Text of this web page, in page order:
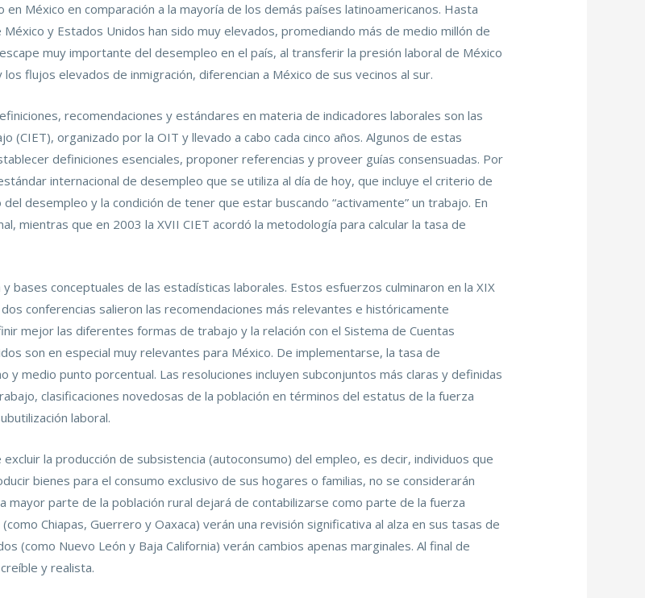
México en comparación a la mayoría de los demás países latinoamericanos. Hasta
y Estados Unidos han sido muy elevados, promediando más de medio millón de
muy importante del desempleo en el país, al transferir la presión laboral de México
flujos elevados de inmigración, diferencian a México de sus vecinos al sur.
recomendaciones y estándares en materia de indicadores laborales son las
(CIET), organizado por la OIT y llevado a cabo cada cinco años. Algunos de estas
definiciones esenciales, proponer referencias y proveer guías consensuadas. Por
internacional de desempleo que se utiliza al día de hoy, que incluye el criterio de
desempleo y la condición de tener que estar buscando “activamente” un trabajo. En
mientras que en 2003 la XVII CIET acordó la metodología para calcular la tasa de
bases conceptuales de las estadísticas laborales. Estos esfuerzos culminaron en la XIX
conferencias salieron las recomendaciones más relevantes e históricamente
mejor las diferentes formas de trabajo y la relación con el Sistema de Cuentas
son en especial muy relevantes para México. De implementarse, la tasa de
medio punto porcentual. Las resoluciones incluyen subconjuntos más claras y definidas
clasificaciones novedosas de la población en términos del estatus de la fuerza
laboral.
la producción de subsistencia (autoconsumo) del empleo, es decir, individuos que
bienes para el consumo exclusivo de sus hogares o familias, no se considerarán
mayor parte de la población rural dejará de contabilizarse como parte de la fuerza
Chiapas, Guerrero y Oaxaca) verán una revisión significativa al alza en sus tasas de
(como Nuevo León y Baja California) verán cambios apenas marginales. Al final de
y realista.